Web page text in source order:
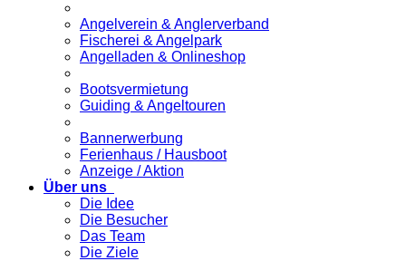
Angelverein & Anglerverband
Fischerei & Angelpark
Angelladen & Onlineshop
Bootsvermietung
Guiding & Angeltouren
Bannerwerbung
Ferienhaus / Hausboot
Anzeige / Aktion
Über uns
Die Idee
Die Besucher
Das Team
Die Ziele